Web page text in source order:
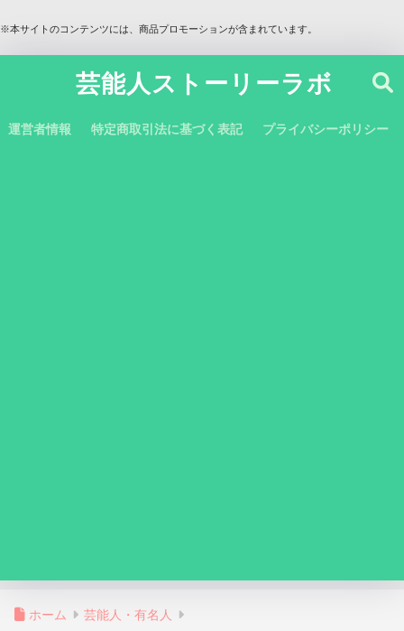
※本サイトのコンテンツには、商品プロモーションが含まれています。
芸能人ストーリーラボ
運営者情報 特定商取引法に基づく表記 プライバシーポリシー
ホーム 芸能人・有名人